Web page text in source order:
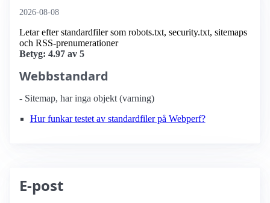
2026-08-08
Letar efter standardfiler som robots.txt, security.txt, sitemaps
och RSS-prenumerationer
Betyg: 4.97 av 5
Webbstandard
- Sitemap, har inga objekt (varning)
Hur funkar testet av standardfiler på Webperf?
E-post